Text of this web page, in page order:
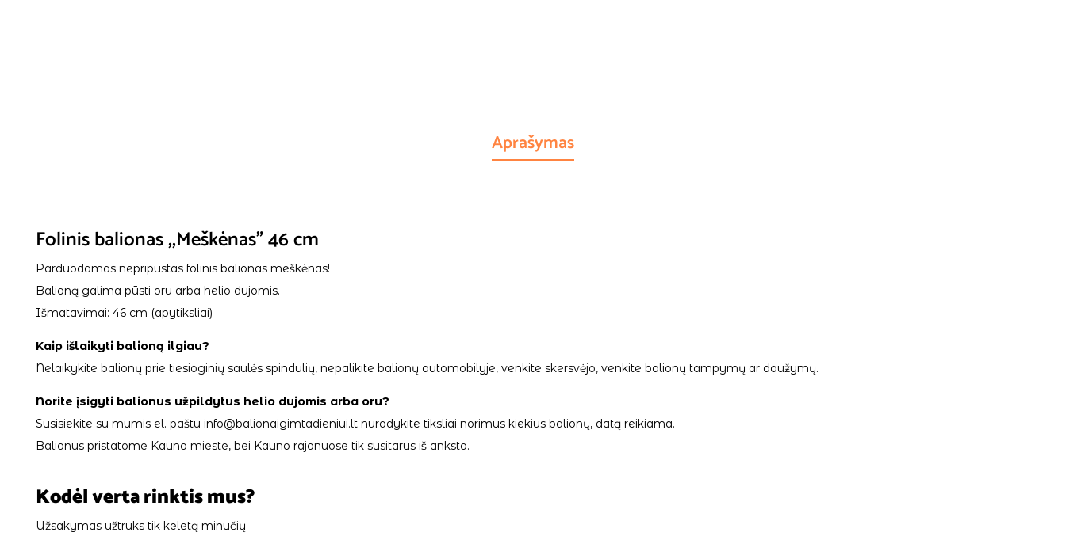
Aprašymas
Folinis balionas ,,Meškėnas” 46 cm
Parduodamas nepripūstas folinis balionas meškėnas!
Balioną galima pūsti oru arba helio dujomis.
Išmatavimai: 46 cm (apytiksliai)
Kaip išlaikyti balioną ilgiau?
Nelaikykite balionų prie tiesioginių saulės spindulių, nepalikite balionų automobilyje, venkite skersvėjo, venkite balionų tampymų ar daužymų.
Norite įsigyti balionus užpildytus helio dujomis arba oru?
Susisiekite su mumis el. paštu info@balionaigimtadieniui.lt nurodykite tiksliai norimus kiekius balionų, datą reikiama.
Balionus pristatome Kauno mieste, bei Kauno rajonuose tik susitarus iš anksto.
Kodėl verta rinktis mus?
Užsakymas užtruks tik keletą minučių